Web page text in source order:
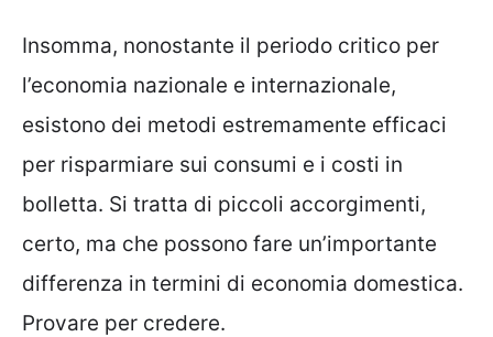
Insomma, nonostante il periodo critico per
l’economia nazionale e internazionale,
esistono dei metodi estremamente efficaci
per risparmiare sui consumi e i costi in
bolletta. Si tratta di piccoli accorgimenti,
certo, ma che possono fare un’importante
differenza in termini di economia domestica.
Provare per credere.